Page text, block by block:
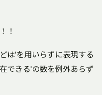
！
は'を用いらずに表現する
できる'の数を例外あらず